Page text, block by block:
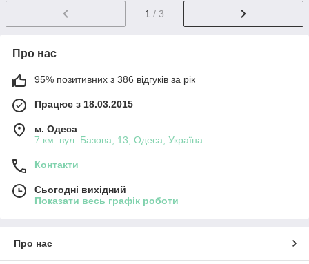
1 / 3
Про нас
95% позитивних з 386 відгуків за рік
Працює з 18.03.2015
м. Одеса
7 км. вул. Базова, 13, Одеса, Україна
Контакти
Сьогодні вихідний
Показати весь графік роботи
Про нас